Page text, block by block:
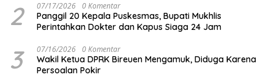
2 07/17/2026 0 Komentar
Panggil 20 Kepala Puskesmas, Bupati Mukhlis
Perintahkan Dokter dan Kapus Siaga 24 Jam
3 07/16/2026 0 Komentar
Wakil Ketua DPRK Bireuen Mengamuk, Diduga Karena
Persoalan Pokir